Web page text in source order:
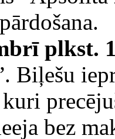
plkst.
Biļešu
bez